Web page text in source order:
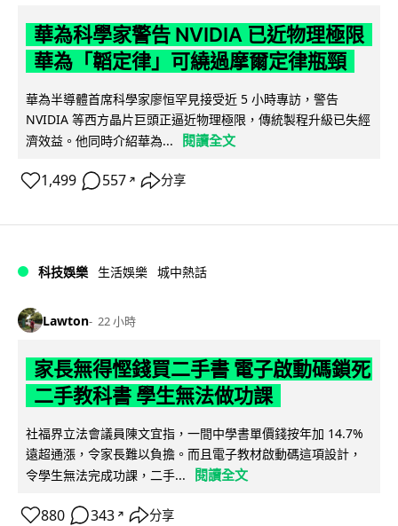
華為科學家警告 NVIDIA 已近物理極限
華為「韜定律」可繞過摩爾定律瓶頸
華為半導體首席科學家廖恒罕見接受近 5 小時專訪，警告
NVIDIA 等西方晶片巨頭正逼近物理極限，傳統製程升級已失經
濟效益。他同時介紹華為...
閱讀全文
1,499 557 ↗ 分享
科技娛樂 生活娛樂 城中熱話
Lawton 22 小時
家長無得慳錢買二手書 電子啟動碼鎖死
二手教科書 學生無法做功課
社福界立法會議員陳文宜指，一間中學書單價錢按年加 14.7%
遠超通漲，令家長難以負擔。而且電子教材啟動碼這項設計，
令學生無法完成功課，二手...
閱讀全文
880 343 ↗ 分享